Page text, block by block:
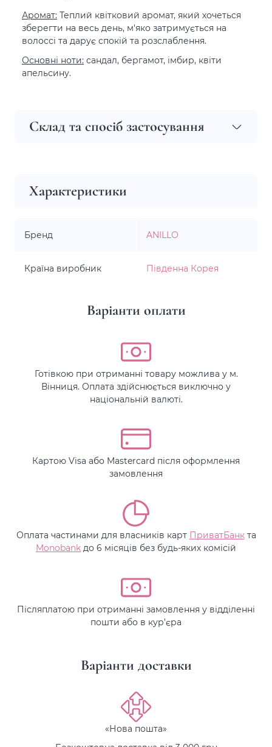
Аромат: Теплий квітковий аромат, який хочеться
зберегти на весь день, м'яко затримується на
волоссі та дарує спокій та розслаблення.
Основні ноти: сандал, бергамот, імбир, квіти
апельсину.
Склад та спосіб застосування
Характеристики
Бренд ANILLO
Країна виробник Південна Корея
Варіанти оплати
Готівкою при отриманні товару можлива у м.
Вінниця. Оплата здійснюється виключно у
національній валюті.
Картою Visa або Mastercard після оформлення
замовлення
Оплата частинами для власників карт ПриватБанкта
Monobank до 6 місяців без будь-яких комісій
Післяплатою при отриманні замовлення у відділенні
пошти або в кур’єра
Варіанти доставки
«Нова пошта»